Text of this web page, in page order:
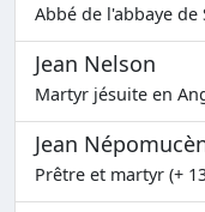
Abbé de l'abbaye de
Jean Nelson
Martyr jésuite en
Jean
Prêtre et martyr (+